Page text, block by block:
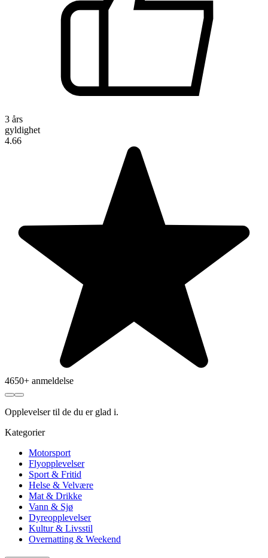
3 års
gyldighet
4.66
4650+ anmeldelse
Opplevelsertil de du er glad i.
Kategorier
Motorsport
Flyopplevelser
Sport & Fritid
Helse & Velvære
Mat & Drikke
Vann & Sjø
Dyreopplevelser
Kultur & Livsstil
Overnatting & Weekend